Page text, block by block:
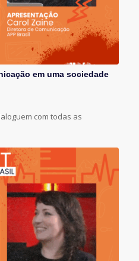
em uma sociedade
com todas as